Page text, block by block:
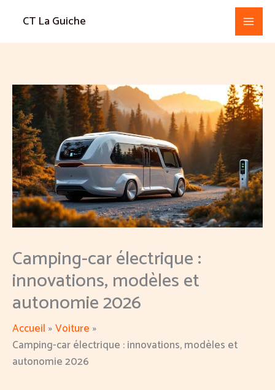
contenu
CT La Guiche
Camping-car électrique :
innovations, modèles et
autonomie 2026
Accueil
Voiture
Camping-car électrique : innovations, modèles et
autonomie 2026